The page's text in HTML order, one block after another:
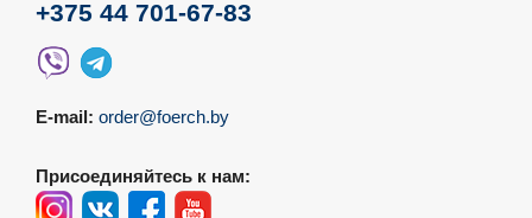
+375 44 701-67-83
E-mail: order@foerch.by
Присоединяйтесь к нам: